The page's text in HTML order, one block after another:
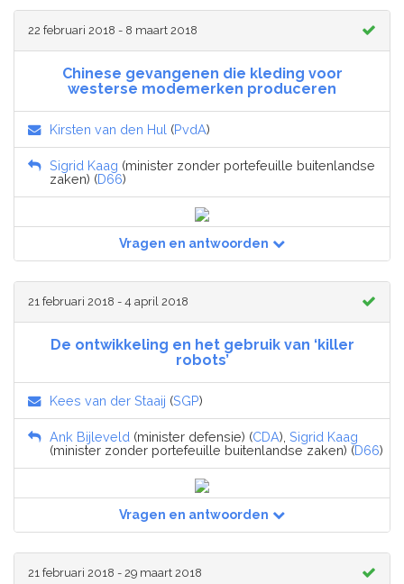
22 februari 2018 - 8 maart 2018
Chinese gevangenen die kleding voor
westerse modemerken produceren
Kirsten van den Hul (PvdA)
Sigrid Kaag (minister zonder portefeuille buitenlandse
zaken) (D66)
Vragen en antwoorden
21 februari 2018 - 4 april 2018
De ontwikkeling en het gebruik van ‘killer
robots’
Kees van der Staaij (SGP)
Ank Bijleveld (minister defensie) (CDA), Sigrid Kaag
(minister zonder portefeuille buitenlandse zaken) (D66)
Vragen en antwoorden
21 februari 2018 - 29 maart 2018